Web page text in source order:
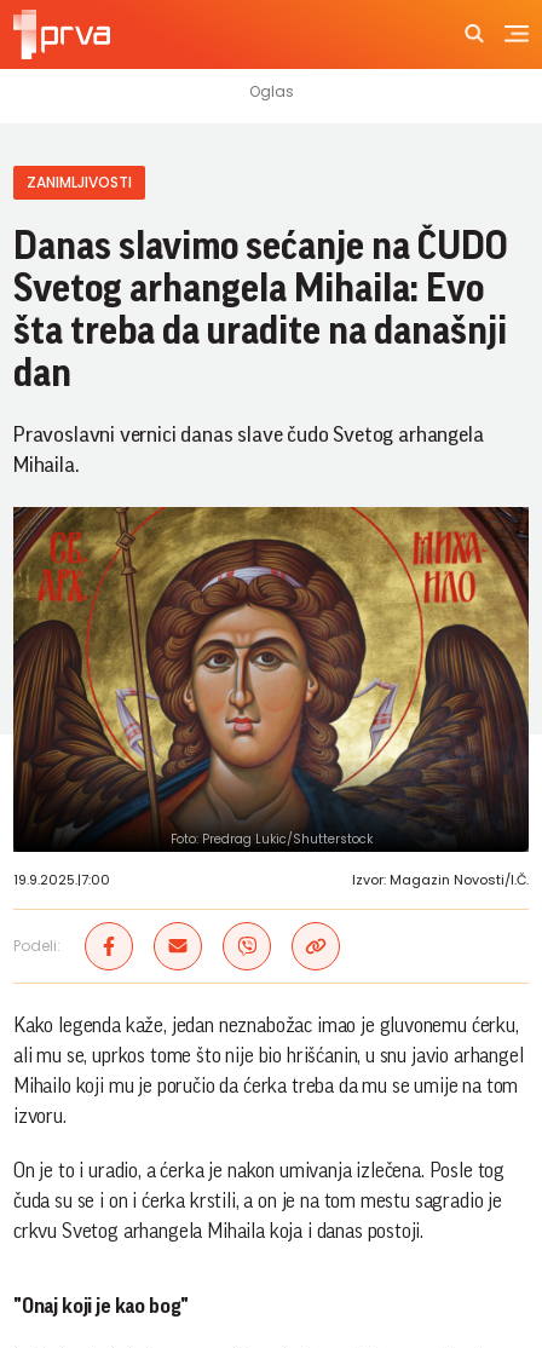
ZANIMLJIVOSTI
Danas slavimo sećanje na ČUDO
Svetog arhangela Mihaila: Evo
šta treba da uradite na današnji
dan
Pravoslavni vernici danas slave čudo Svetog arhangela
Mihaila.
Foto: Predrag Lukic/Shutterstock
19.9.2025.|7:00 Izvor: Magazin Novosti/I.Č.
Podeli:
Kako legenda kaže, jedan neznabožac imao je gluvonemu ćerku,
ali mu se, uprkos tome što nije bio hrišćanin, u snu javio arhangel
Mihailo koji mu je poručio da ćerka treba da mu se umije na tom
izvoru.
On je to i uradio, a ćerka je nakon umivanja izlečena. Posle tog
čuda su se i on i ćerka krstili, a on je na tom mestu sagradio je
crkvu Svetog arhangela Mihaila koja i danas postoji.
"Onaj koji je kao bog"